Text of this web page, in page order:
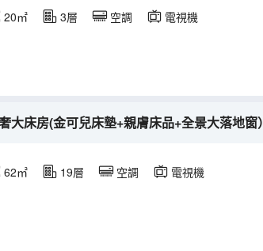
20㎡ 3層 空調 電視機
大床房(金可兒床墊+親膚床品+全景大落地窗）
62㎡ 19層 空調 電視機